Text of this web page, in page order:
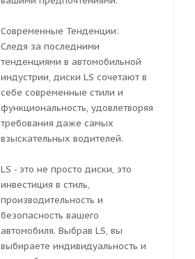
Современные Тенденции:
Следя за последними
тенденциями в автомобильной
индустрии, диски LS сочетают в
себе современные стили и
функциональность, удовлетворяя
требования даже самых
взыскательных водителей.
LS - это не просто диски, это
инвестиция в стиль,
производительность и
безопасность вашего
автомобиля. Выбрав LS, вы
выбираете индивидуальность и